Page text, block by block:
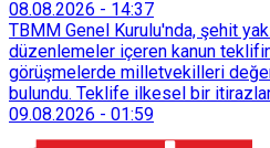
08.08.2026 - 14:37
TBMM Genel Kurulu'nda, şehit
düzenlemeler içeren kanun
görüşmelerde milletvekilleri
bulundu. Teklife ilkesel bir
Yol Grup Başkanvekili Selçuk
değil getirmediklerinin
09.08.2026 - 01:59